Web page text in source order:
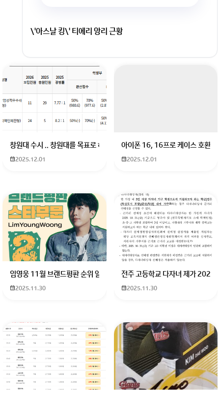
\'아스날 킹\' 티에리 앙리 근황
회원가입 혹은 광고 [X]를 누르면 내용이 보입니다
창원대 수시 .. 창원대를 목표로 하고 있는 09년생입니다 지금 제 내신이 5
2025.12.01
아이폰 16, 16프로 케이스 호환
2025.12.01
임영웅 11월 브랜드평판 순위 알고싶어요 임영웅 11월 브랜드평판에서
2025.11.30
전주 고등학교 다자녀 제가 2027
2025.11.30